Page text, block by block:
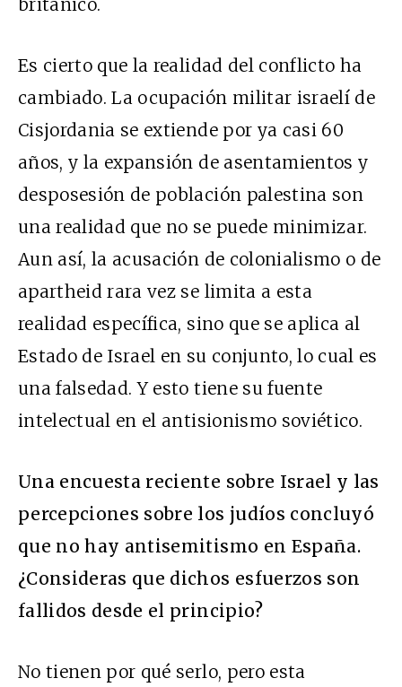
Es cierto que la realidad del conflicto ha
cambiado. La ocupación militar israelí de
Cisjordania se extiende por ya casi 60
años, y la expansión de asentamientos y
desposesión de población palestina son
una realidad que no se puede minimizar.
Aun así, la acusación de colonialismo o de
apartheid rara vez se limita a esta
realidad específica, sino que se aplica al
Estado de Israel en su conjunto, lo cual es
una falsedad. Y esto tiene su fuente
intelectual en el antisionismo soviético.
Una encuesta reciente sobre Israel y las
percepciones sobre los judíos concluyó
que no hay antisemitismo en España.
¿Consideras que dichos esfuerzos son
fallidos desde el principio?
No tienen por qué serlo, pero esta